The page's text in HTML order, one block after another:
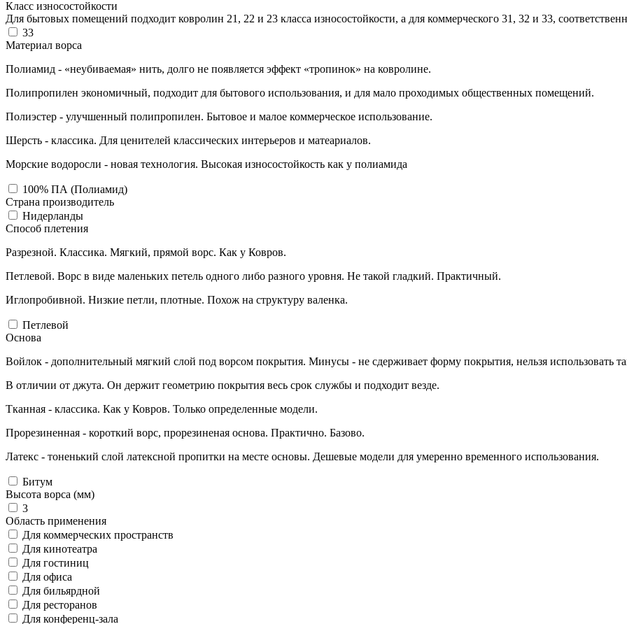
Класс износостойкости
Для бытовых помещений подходит ковролин 21, 22 и 23 класса износостойкости, а для коммерческого 31, 32 и 33,
33
Материал ворса
Полиамид - «неубиваемая» нить, долго не появляется эффект «тропинок» на ковролине.
Полипропилен экономичный, подходит для бытового использования, и для мало проходимых общественных помещений.
Полиэстер - улучшенный полипропилен. Бытовое и малое коммерческое использование.
Шерсть - классика. Для ценителей классических интерьеров и матеариалов.
Морские водоросли - новая технология. Высокая износостойкость как у полиамида
100% ПА (Полиамид)
Страна производитель
Нидерланды
Способ плетения
Разрезной. Классика. Мягкий, прямой ворс. Как у Ковров.
Петлевой. Ворс в виде маленьких петель одного либо разного уровня. Не такой гладкий. Практичный.
Иглопробивной. Низкие петли, плотные. Похож на структуру валенка.
Петлевой
Основа
Войлок - дополнительный мягкий слой под ворсом покрытия. Минусы - не сдерживает форму покрытия, нельзя использовать
В отличии от джута. Он держит геометрию покрытия весь срок службы и подходит везде.
Тканная - классика. Как у Ковров. Только определенные модели.
Прорезиненная - короткий ворс, прорезиненая основа. Практично. Базово.
Латекс - тоненький слой латексной пропитки на месте основы. Дешевые модели для умеренно временного использования.
Битум
Высота ворса (мм)
3
Область применения
Для коммерческих пространств
Для кинотеатра
Для гостиниц
Для офиса
Для бильярдной
Для ресторанов
Для конференц-зала